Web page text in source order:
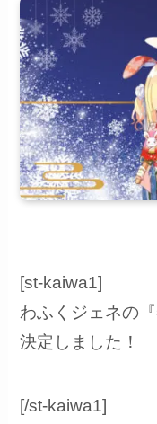
[st-kaiwa1]
わふくジェネの
決定しました！
[/st-kaiwa1]